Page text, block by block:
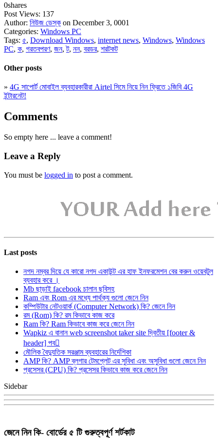
0shares
Post Views: 137
Author: নিউজ ডেস্ক on December 3, 0001
Categories: Windows PC
Tags: ৫, Download Windows, internet news, Windows, Windows
PC, ক, গরতবপরণ, জন,ট, নন, বরডর, শরটকট
Other posts
» 4G সাপোর্ট মোবাইল ব্যবহারকারীরা Airtel সিমে নিয়ে নিন ফ্রিতে ১জিবি 4G
ইন্টারনেট!
Comments
So empty here ... leave a comment!
Leave a Reply
You must be logged in to post a comment.
Last posts
নগদ নম্বর দিয়ে যে কারো নগদ একাউন্ট এর হাফ ইনফরমেশন বের করুন ওয়েবটুল
ব্যবহার করে ।
Mb ছাড়াই facebook চালান ছবিসহ
Ram এবং Rom এর মধ্যে পার্থক্য গুলো জেনে নিন
কম্পিউটার নেটওয়ার্ক (Computer Network) কি? জেনে নিন
রম (Rom) কি? রম কিভাবে কাজ করে
Ram কি? Ram কিভাবে কাজ করে জেনে নিন
Wapkiz এ বানান web screenshot taker site দ্বিতীয় [footer &
header] পব
মৌলিক বৈদ্যুতিক সরঞ্জাম ব্যবহারের নির্দেশিকা
AMP কি? AMP ব্লগার টেমপ্লেট এর সুবিধা এবং অসুবিধা গুলো জেনে নিন
প্রসেসর (CPU) কি? প্রসেসর কিভাবে কাজ করে জেনে নিন
Sidebar
জেনে নিন কি- বোর্ডের ৫ টি গুরুত্বপূর্ণ শর্টকাট